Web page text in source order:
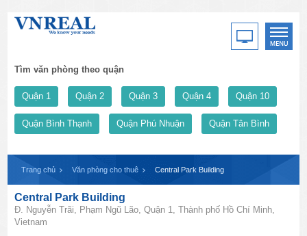
Tìm văn phòng theo quận
Quận 1 Quận 2 Quận 3 Quận 4 Quận 10
Quận Bình Thạnh Quận Phú Nhuận Quận Tân Bình
Trang chủ Văn phòng cho thuê Central Park Building
Central Park Building
Đ. Nguyễn Trãi, Phạm Ngũ Lão, Quận 1, Thành phố Hồ Chí Minh,
Vietnam